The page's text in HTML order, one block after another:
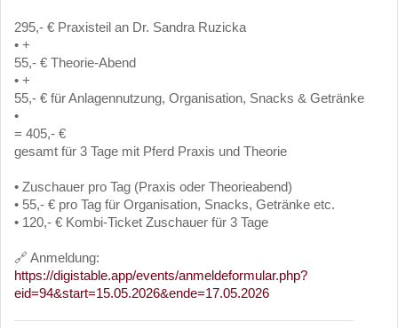
295,- € Praxisteil an Dr. Sandra Ruzicka
• +
55,- € Theorie-Abend
• +
55,- € für Anlagennutzung, Organisation, Snacks & Getränke
•
= 405,- €
gesamt für 3 Tage mit Pferd Praxis und Theorie
• Zuschauer pro Tag (Praxis oder Theorieabend)
• 55,- € pro Tag für Organisation, Snacks, Getränke etc.
• 120,- € Kombi-Ticket Zuschauer für 3 Tage
🔗 Anmeldung:
https://digistable.app/events/anmeldeformular.php?
eid=94&start=15.05.2026&ende=17.05.2026